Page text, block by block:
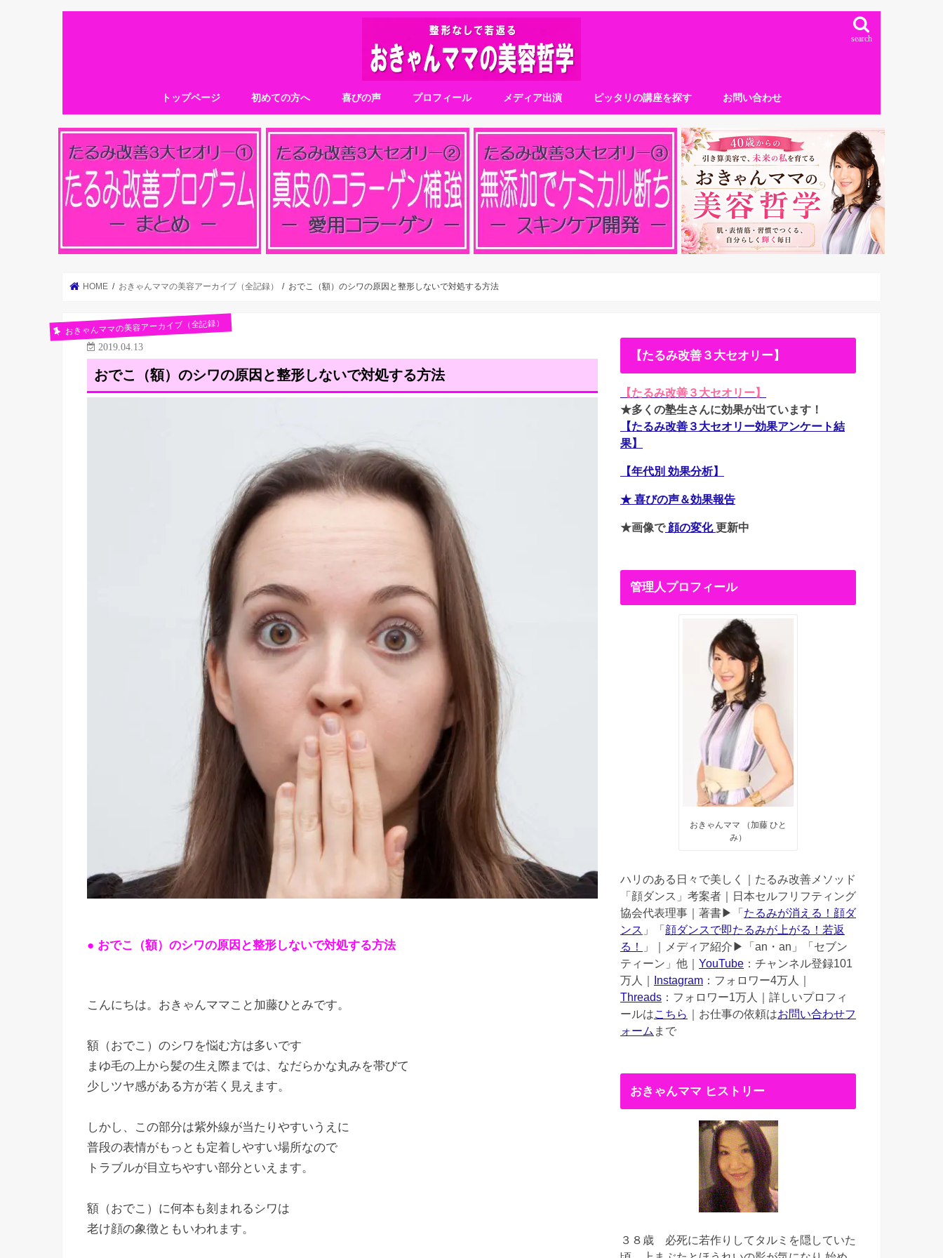
search
トップページ 初めての方へ 喜びの声 プロフィール メディア出演 ピッタリの講座を探す お問い合わせ
HOME おきゃんママの美容アーカイブ（全記録） おでこ（額）のシワの原因と整形しないで対処する方法
おきゃんママの美容アーカイブ（全記録）
2019.04.13
おでこ（額）のシワの原因と整形しないで対処する方法
● おでこ（額）のシワの原因と整形しないで対処する方法
こんにちは。おきゃんママこと加藤ひとみです。
額（おでこ）のシワを悩む方は多いです
まゆ毛の上から髪の生え際までは、なだらかな丸みを帯びて
少しツヤ感がある方が若く見えます。
しかし、この部分は紫外線が当たりやすいうえに
普段の表情がもっとも定着しやすい場所なので
トラブルが目立ちやすい部分といえます。
額（おでこ）に何本も刻まれるシワは
老け顔の象徴ともいわれます。
【たるみ改善３大セオリー】
【たるみ改善３大セオリー】
★多くの塾生さんに効果が出ています！
【たるみ改善３大セオリー効果アンケート結
果】
【年代別 効果分析】
★ 喜びの声＆効果報告
★画像で顔の変化更新中
管理人プロフィール
おきゃんママ （加藤 ひと
み）
ハリのある日々で美しく｜たるみ改善メソッド
「顔ダンス」考案者｜日本セルフリフティング
協会代表理事｜著書▶︎「 たるみが消える！顔ダ
ンス 」「 顔ダンスで即たるみが上がる！若返
る！
」｜メディア紹介▶︎「an・an」「セブン
ティーン」他｜ YouTube ：チャンネル登録101
万人｜
Instagram ：フォロワー4万人｜
Threads ：フォロワー1万人｜詳しいプロフィ
ールはこちら ｜お仕事の依頼はお問い合わせフ
ォーム まで
おきゃんママ ヒストリー
３８歳 必死に若作りしてタルミを隠していた